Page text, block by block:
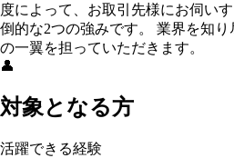
度によって、お取引先様にお伺い
倒的な2つの強みです。 業界を知
の一翼を担っていただきます。
👤
対象となる方
活躍できる経験